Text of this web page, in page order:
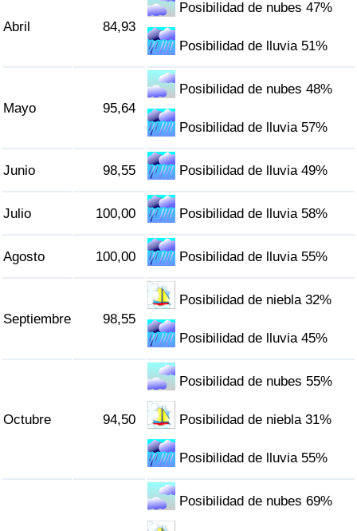
Abril 84,93
Posibilidad de nubes 47%
Posibilidad de lluvia 51%
Mayo 95,64
Posibilidad de nubes 48%
Posibilidad de lluvia 57%
Junio 98,55 Posibilidad de lluvia 49%
Julio 100,00 Posibilidad de lluvia 58%
Agosto 100,00 Posibilidad de lluvia 55%
Septiembre 98,55
Posibilidad de niebla 32%
Posibilidad de lluvia 45%
Octubre 94,50
Posibilidad de nubes 55%
Posibilidad de niebla 31%
Posibilidad de lluvia 55%
Posibilidad de nubes 69%